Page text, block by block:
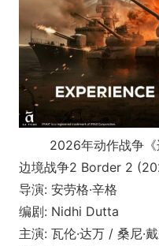
2026年动作战争《
边境战争2 Border 2
导演: 安劳格·辛格
编剧: Nidhi Dutta
主演: 瓦伦·达万 / 桑尼·